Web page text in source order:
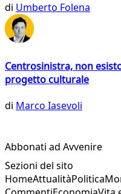
di Umberto Folena
Centrosinistra, non
progetto culturale
di Marco Iasevoli
Abbonati ad Avvenire
Sezioni del sito
HomeAttualitàPolitica